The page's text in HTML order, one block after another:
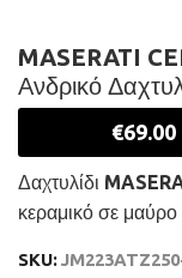
MASERATI
Ανδρικό
€69.00
Δαχτυλίδι
κεραμικό σε
SKU: